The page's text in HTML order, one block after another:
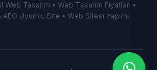
Web Tasarım • Web Tasarım Fiyatları •
Uyumlu Site • Web Sitesi Yapımı